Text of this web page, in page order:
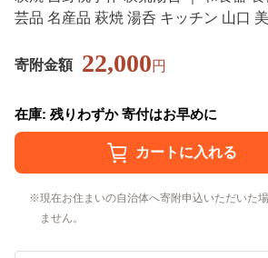
芸品 名産品 萩焼 湯呑 キッチン 山口
寄附金額 22,000円
在庫: 残りわずか 寄付はお早めに
現在お住まいの自治体へ寄附申込いただいた
ません。